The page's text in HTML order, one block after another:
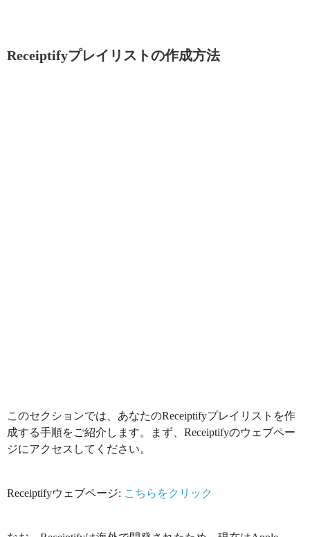
Receiptifyプレイリストの作成方法
このセクションでは、あなたのReceiptifyプレイリストを作
成する手順をご紹介します。まず、Receiptifyのウェブペー
ジにアクセスしてください。
Receiptifyウェブページ: こちらをクリック